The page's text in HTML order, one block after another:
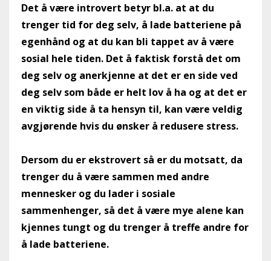
Det å være introvert betyr bl.a. at at du
trenger tid for deg selv, å lade batteriene på
egenhånd og at du kan bli tappet av å være
sosial hele tiden. Det å faktisk forstå det om
deg selv og anerkjenne at det er en side ved
deg selv som både er helt lov å ha og at det er
en viktig side å ta hensyn til, kan være veldig
avgjørende hvis du ønsker å redusere stress.
Dersom du er ekstrovert så er du motsatt, da
trenger du å være sammen med andre
mennesker og du lader i sosiale
sammenhenger, så det å være mye alene kan
kjennes tungt og du trenger å treffe andre for
å lade batteriene.